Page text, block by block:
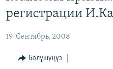
ЭКОНОМИКА
МАДАНИЯТ
БОРБОР АЗИЯ
УКРАИНА
АТАЙЫН ИЛИКТӨӨ
ТВ ПРОГРАММАЛАР
регистрации
19-Сентябрь, 2008
Бөлүшүңүз